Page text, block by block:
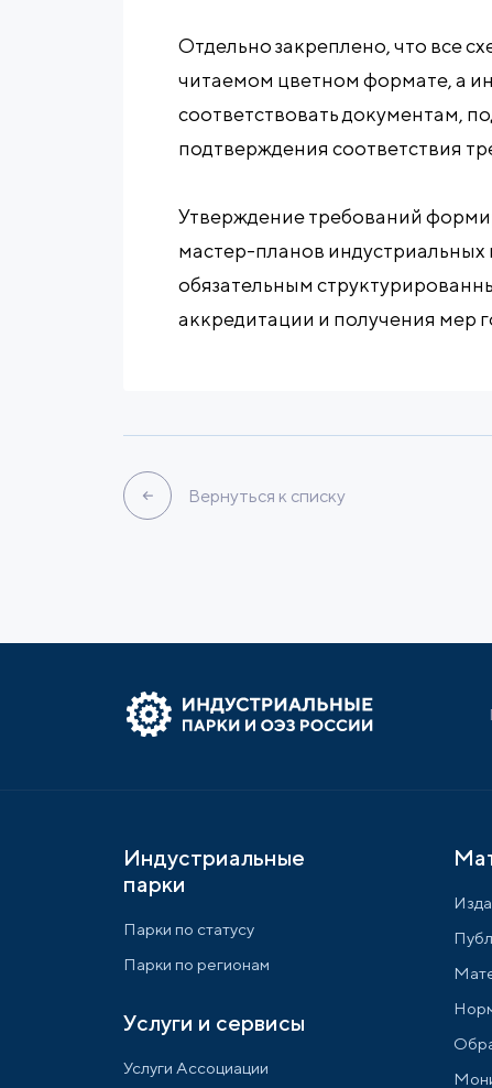
Отдельно закреплено, что все
читаемом цветном формате, а
соответствовать документам,
подтверждения соответствия
Утверждение требований
мастер-планов индустриальных
обязательным
аккредитации и получения мер
Вернуться к списку
Индустриальные
парки
Парки по статусу
Парки по регионам
Услуги и сервисы
Услуги Ассоциации